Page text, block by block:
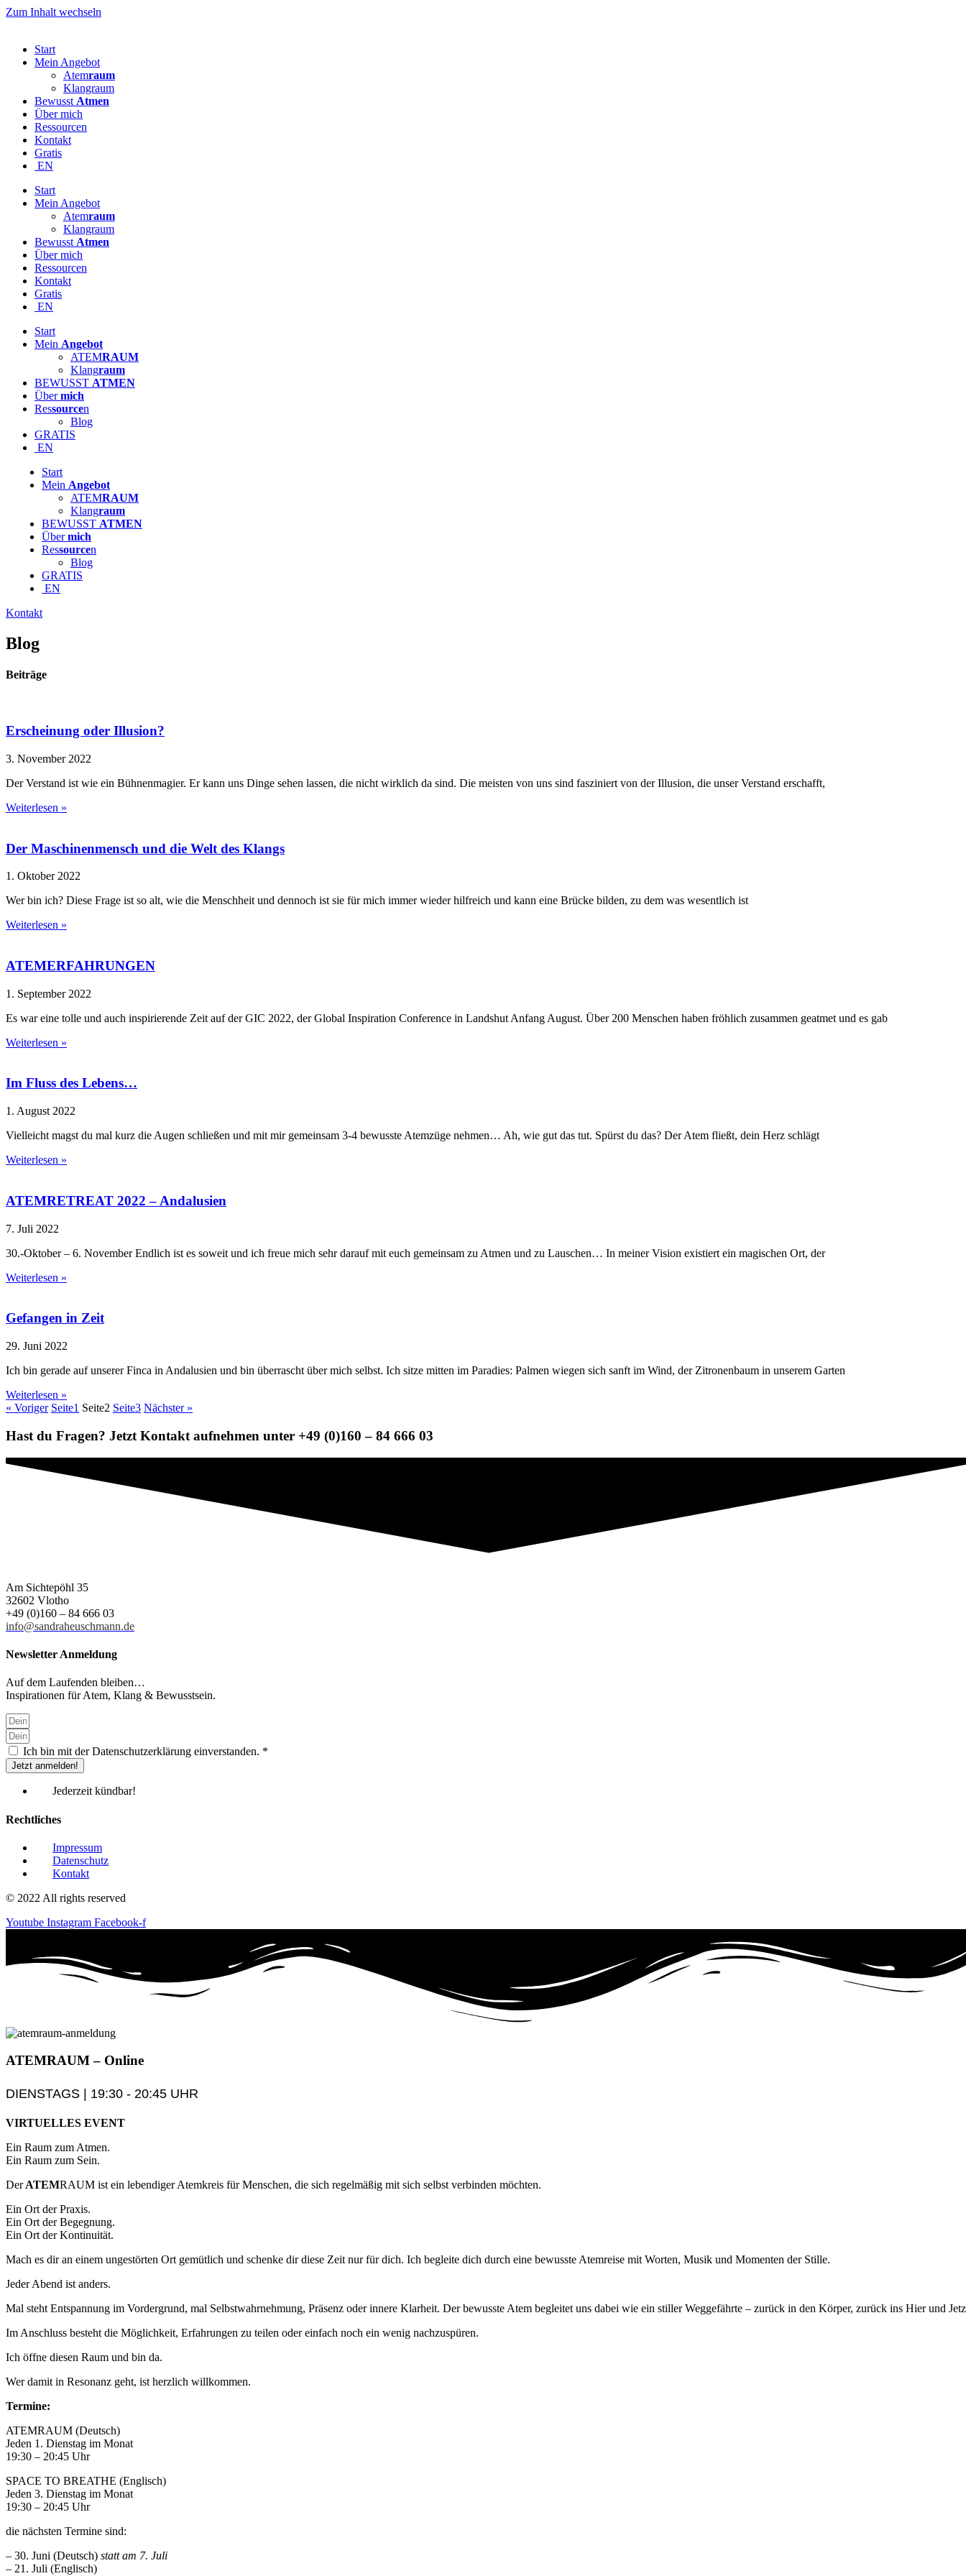
Zum Inhalt wechseln
Start
Mein Angebot
Atemraum
Klangraum
Bewusst Atmen
Über mich
Ressourcen
Kontakt
Gratis
EN
Start
Mein Angebot
Atemraum
Klangraum
Bewusst Atmen
Über mich
Ressourcen
Kontakt
Gratis
EN
Start
Mein Angebot
ATEMRAUM
Klangraum
BEWUSST ATMEN
Übermich
Ressourcen
Blog
GRATIS
EN
Start
Mein Angebot
ATEMRAUM
Klangraum
BEWUSST ATMEN
Übermich
Ressourcen
Blog
GRATIS
EN
Kontakt
Blog
Beiträge
Erscheinung oder Illusion?
3. November 2022
Der Verstand ist wie ein Bühnenmagier. Er kann uns Dinge sehen lassen, die nicht wirklich da sind. Die meisten von uns sind fasziniert von der Illusion, die unser Verstand erschafft,
Weiterlesen »
Der Maschinenmensch und die Welt des Klangs
1. Oktober 2022
Wer bin ich? Diese Frage ist so alt, wie die Menschheit und dennoch ist sie für mich immer wieder hilfreich und kann eine Brücke bilden, zu dem was wesentlich ist
Weiterlesen »
ATEMERFAHRUNGEN
1. September 2022
Es war eine tolle und auch inspirierende Zeit auf der GIC 2022, der Global Inspiration Conference in Landshut Anfang August. Über 200 Menschen haben fröhlich zusammen geatmet und es gab
Weiterlesen »
Im Fluss des Lebens…
1. August 2022
Vielleicht magst du mal kurz die Augen schließen und mit mir gemeinsam 3-4 bewusste Atemzüge nehmen… Ah, wie gut das tut. Spürst du das? Der Atem fließt, dein Herz schlägt
Weiterlesen »
ATEMRETREAT 2022 – Andalusien
7. Juli 2022
30.-Oktober – 6. November Endlich ist es soweit und ich freue mich sehr darauf mit euch gemeinsam zu Atmen und zu Lauschen… In meiner Vision existiert ein magischen Ort, der
Weiterlesen »
Gefangen in Zeit
29. Juni 2022
Ich bin gerade auf unserer Finca in Andalusien und bin überrascht über mich selbst. Ich sitze mitten im Paradies: Palmen wiegen sich sanft im Wind, der Zitronenbaum in unserem Garten
Weiterlesen »
« Voriger Seite1 Seite2 Seite3 Nächster »
Hast du Fragen? Jetzt Kontakt aufnehmen unter +49 (0)160 – 84 666 03
Am Sichtepöhl 35
32602 Vlotho
+49 (0)160 – 84 666 03
info@sandraheuschmann.de
Newsletter Anmeldung
Auf dem Laufenden bleiben…
Inspirationen für Atem, Klang & Bewusstsein.
Ich bin mit der Datenschutzerklärung einverstanden. *
Jetzt anmelden!
Jederzeit kündbar!
Rechtliches
Impressum
Datenschutz
Kontakt
© 2022 All rights reserved
Youtube Instagram Facebook-f
ATEMRAUM– Online
DIENSTAGS | 19:30 - 20:45 UHR
VIRTUELLES EVENT
Ein Raum zum Atmen.
Ein Raum zum Sein.
DerATEMRAUM ist ein lebendiger Atemkreis für Menschen, die sich regelmäßig mit sich selbst verbinden möchten.
Ein Ort der Praxis.
Ein Ort der Begegnung.
Ein Ort der Kontinuität.
Mach es dir an einem ungestörten Ort gemütlich und schenke dir diese Zeit nur für dich. Ich begleite dich durch eine bewusste Atemreise mit Worten, Musik und Momenten der Stille.
Jeder Abend ist anders.
Mal steht Entspannung im Vordergrund, mal Selbstwahrnehmung, Präsenz oder innere Klarheit. Der bewusste Atem begleitet uns dabei wie ein stiller Weggefährte – zurück in den Körper, zurück ins Hier und
Im Anschluss besteht die Möglichkeit, Erfahrungen zu teilen oder einfach noch ein wenig nachzuspüren.
Ich öffne diesen Raum und bin da.
Wer damit in Resonanz geht, ist herzlich willkommen.
Termine:
ATEMRAUM (Deutsch)
Jeden 1. Dienstag im Monat
19:30 – 20:45 Uhr
SPACE TO BREATHE (Englisch)
Jeden 3. Dienstag im Monat
19:30 – 20:45 Uhr
die nächsten Termine sind:
– 30. Juni (Deutsch) statt am 7. Juli
– 21. Juli (Englisch)